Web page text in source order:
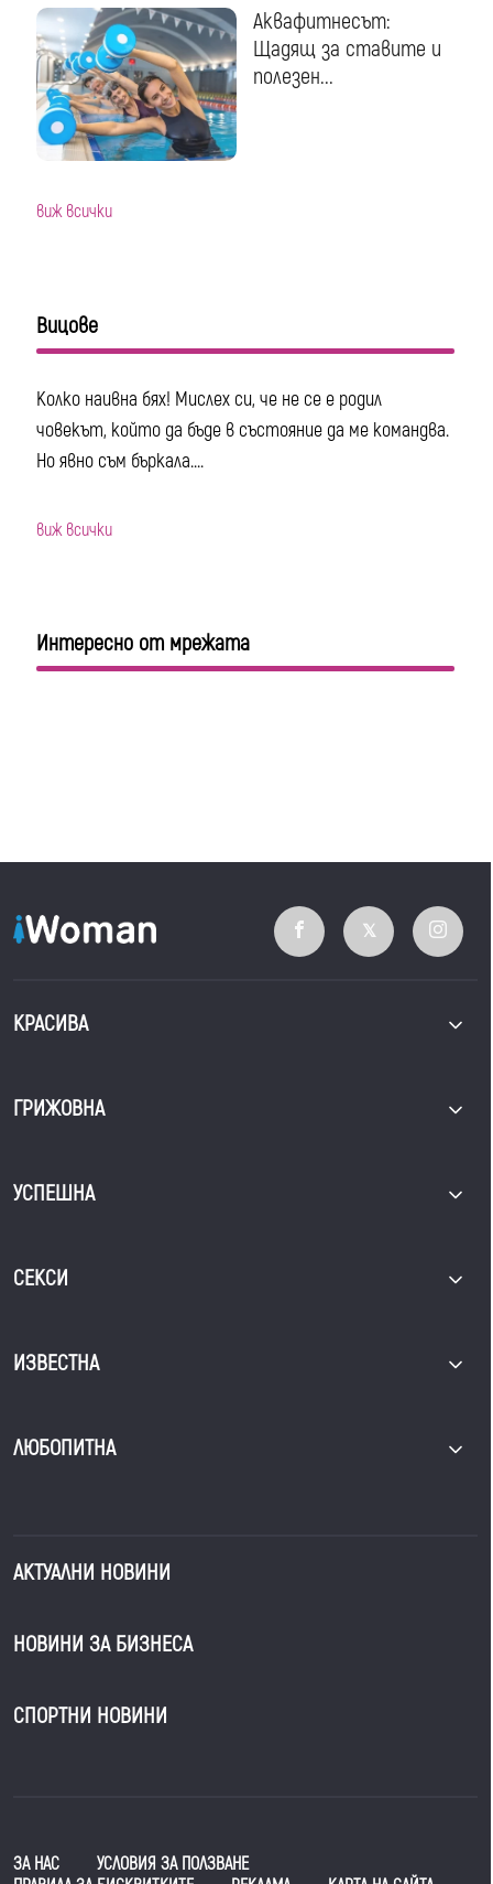
Аквафитнесът:
Щадящ за ставите и
полезен...
виж всички
Вицове
Колко наивна бях! Мислех си, че не се е родил
човекът, който да бъде в състояние да ме командва.
Но явно съм бъркала....
виж всички
Интересно от мрежата
КРАСИВА
ГРИЖОВНА
УСПЕШНА
СЕКСИ
ИЗВЕСТНА
ЛЮБОПИТНА
АКТУАЛНИ НОВИНИ
НОВИНИ ЗА БИЗНЕСА
СПОРТНИ НОВИНИ
ЗА НАС
УСЛОВИЯ ЗА ПОЛЗВАНЕ